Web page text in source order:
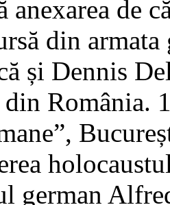
anexarea de
din
și Dennis
România.
german